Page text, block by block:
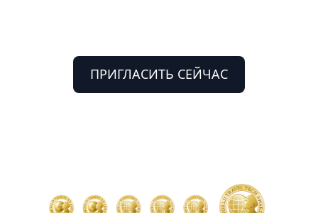
ПРИГЛАСИТЬ СЕЙЧАС